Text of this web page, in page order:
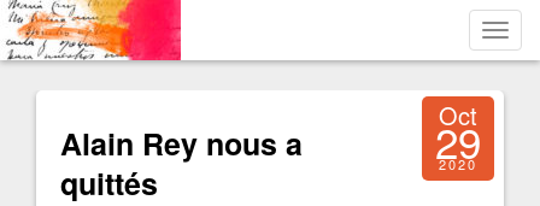
Alain Rey nous a
quittés
Oct
29
2020